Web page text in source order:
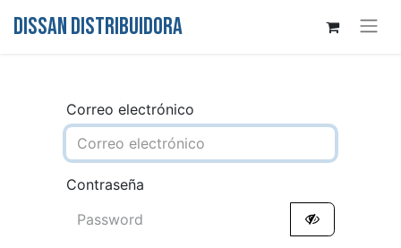
DISSAN DISTRIBUIDORA
Correo electrónico
Contraseña